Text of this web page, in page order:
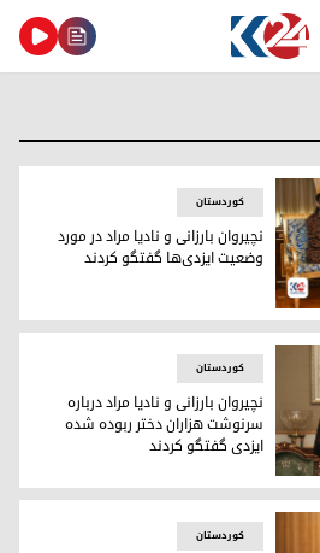
در مورد وضعیت ایزدی‌ها گفتگو
کوردستان
نچیروان بارزانی و نادیا مراد در مورد
وضعیت ایزدی‌ها گفتگو کردند
اقلیم کوردستان و نادیا مراد، فعال
کوردستان
نچیروان بارزانی و نادیا مراد درباره
سرنوشت هزاران دختر ربوده شده
ایزدی گفتگو کردند
کوردستان